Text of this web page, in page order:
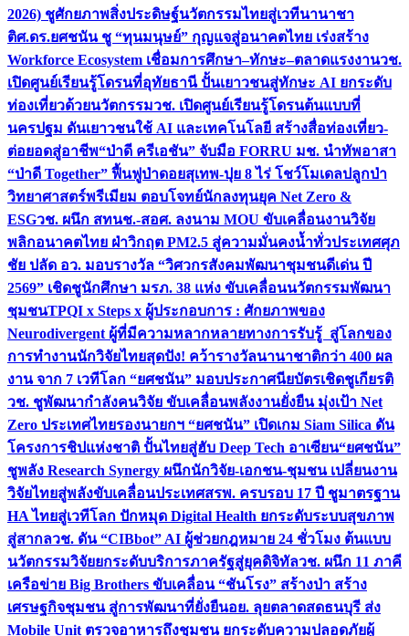
2026) ชูศักยภาพสิ่งประดิษฐ์นวัตกรรมไทยสู่เวทีนานาชา
ติศ.ดร.ยศชนัน ชู “ทุนมนุษย์” กุญแจสู่อนาคตไทย เร่งสร้าง
Workforce Ecosystem เชื่อมการศึกษา–ทักษะ–ตลาดแรงงานวช.
เปิดศูนย์เรียนรู้โดรนที่อุทัยธานี ปั้นเยาวชนสู่ทักษะ AI ยกระดับ
ท่องเที่ยวด้วยนวัตกรรมวช. เปิดศูนย์เรียนรู้โดรนต้นแบบที่
นครปฐม ดันเยาวชนใช้ AI และเทคโนโลยี สร้างสื่อท่องเที่ยว-
ต่อยอดสู่อาชีพ“ป่าดี ครีเอชัน” จับมือ FORRU มช. นำทัพอาสา
“ป่าดี Together” ฟื้นฟูป่าดอยสุเทพ-ปุย 8 ไร่ โชว์โมเดลปลูกป่า
วิทยาศาสตร์พรีเมียม ตอบโจทย์นักลงทุนยุค Net Zero &
ESGวช. ผนึก สทนช.-สอศ. ลงนาม MOU ขับเคลื่อนงานวิจัย
พลิกอนาคตไทย ฝ่าวิกฤต PM2.5 สู่ความมั่นคงน้ำทั่วประเทศศุภ
ชัย ปลัด อว. มอบรางวัล “วิศวกรสังคมพัฒนาชุมชนดีเด่น ปี
2569” เชิดชูนักศึกษา มรภ. 38 แห่ง ขับเคลื่อนนวัตกรรมพัฒนา
ชุมชนTPQI x Steps x ผู้ประกอบการ : ศักยภาพของ
Neurodivergent ผู้ที่มีความหลากหลายทางการรับรู้ สู่โลกของ
การทำงานนักวิจัยไทยสุดปัง! คว้ารางวัลนานาชาติกว่า 400 ผล
งาน จาก 7 เวทีโลก “ยศชนัน” มอบประกาศนียบัตรเชิดชูเกียรติ
วช. ชูพัฒนากำลังคนวิจัย ขับเคลื่อนพลังงานยั่งยืน มุ่งเป้า Net
Zero ประเทศไทยรองนายกฯ “ยศชนัน” เปิดเกม Siam Silica ดัน
โครงการชิปแห่งชาติ ปั้นไทยสู่ฮับ Deep Tech อาเซียน“ยศชนัน”
ชูพลัง Research Synergy ผนึกนักวิจัย-เอกชน-ชุมชน เปลี่ยนงาน
วิจัยไทยสู่พลังขับเคลื่อนประเทศสรพ. ครบรอบ 17 ปี ชูมาตรฐาน
HA ไทยสู่เวทีโลก ปักหมุด Digital Health ยกระดับระบบสุขภาพ
สู่สากลวช. ดัน “CIBbot” AI ผู้ช่วยกฎหมาย 24 ชั่วโมง ต้นแบบ
นวัตกรรมวิจัยยกระดับบริการภาครัฐสู่ยุคดิจิทัลวช. ผนึก 11 ภาคี
เครือข่าย Big Brothers ขับเคลื่อน “ชันโรง” สร้างป่า สร้าง
เศรษฐกิจชุมชน สู่การพัฒนาที่ยั่งยืนอย. ลุยตลาดสดธนบุรี ส่ง
Mobile Unit ตรวจอาหารถึงชุมชน ยกระดับความปลอดภัยผู้